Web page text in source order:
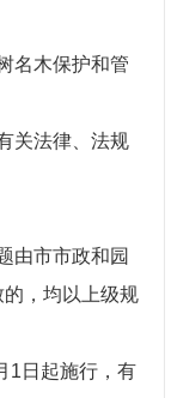
木保护和管
法律、法规
市市政和园
，均以上级规
日起施行，有